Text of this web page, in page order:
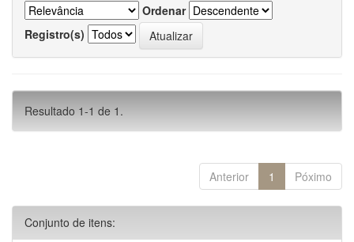
Ordenar
Registro(s)
Resultado 1-1 de 1.
Anterior 1 Póximo
Conjunto de itens: